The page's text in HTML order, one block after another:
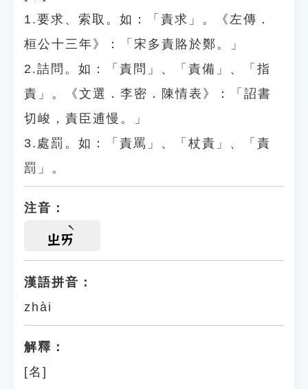
1.要求、索取。如：「責求」。《左傳．
桓公十三年》：「宋多責賂於鄭。」
2.詰問。如：「責問」、「責備」、「指
責」。《文選．李密．陳情表》：「詔書
切峻，責臣逋慢。」
3.處罰。如：「責罵」、「杖責」、「責
罰」。
注音：
ㄓㄞ
漢語拼音：
zhài
解釋：
[名]